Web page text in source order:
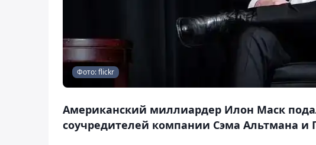
Фото: flickr
Американский миллиардер Илон Маск
соучредителей компании Сэма Альтмана и